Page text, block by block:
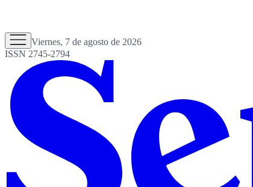
Viernes, 7 de agosto de 2026
ISSN 2745-2794